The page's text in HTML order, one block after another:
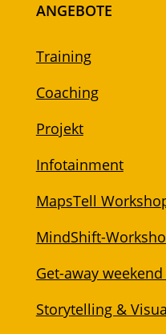
ANGEBOTE
Training
Coaching
Projekt
Infotainment
MapsTell
MindShift-
Get-away
Storytelling &